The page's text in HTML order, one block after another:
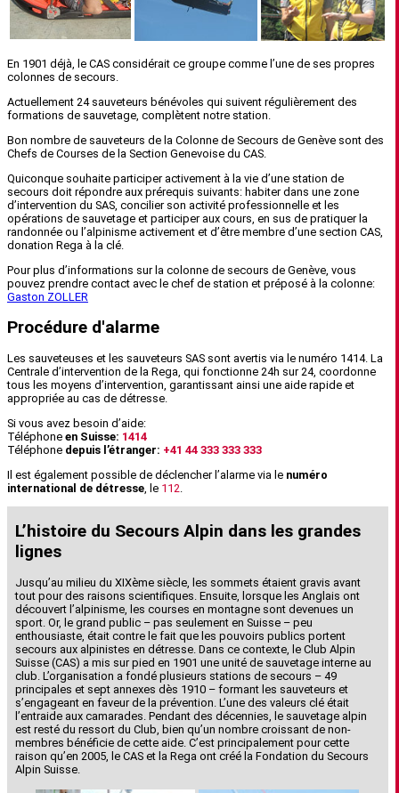
En 1901 déjà, le CAS considérait ce groupe comme l’une de ses propres
colonnes de secours.
Actuellement 24 sauveteurs bénévoles qui suivent régulièrement des
formations de sauvetage, complètent notre station.
Bon nombre de sauveteurs de la Colonne de Secours de Genève sont des
Chefs de Courses de la Section Genevoise du CAS.
Quiconque souhaite participer activement à la vie d’une station de
secours doit répondre aux prérequis suivants: habiter dans une zone
d’intervention du SAS, concilier son activité professionnelle et les
opérations de sauvetage et participer aux cours, en sus de pratiquer la
randonnée ou l’alpinisme activement et d’être membre d’une section CAS,
donation Rega à la clé.
Pour plus d’informations sur la colonne de secours de Genève, vous
pouvez prendre contact avec le chef de station et préposé à la colonne:
Gaston ZOLLER
Procédure d'alarme
Les sauveteuses et les sauveteurs SAS sont avertis via le numéro 1414. La
Centrale d’intervention de la Rega, qui fonctionne 24h sur 24, coordonne
tous les moyens d’intervention, garantissant ainsi une aide rapide et
appropriée au cas de détresse.
Si vous avez besoin d’aide:
Téléphone en Suisse: 1414
Téléphone depuis l’étranger: +41 44 333 333 333
Il est également possible de déclencher l’alarme via le numéro
international de détresse, le 112.
L’histoire du Secours Alpin dans les grandes
lignes
Jusqu’au milieu du XIXème siècle, les sommets étaient gravis avant
tout pour des raisons scientifiques. Ensuite, lorsque les Anglais ont
découvert l’alpinisme, les courses en montagne sont devenues un
sport. Or, le grand public – pas seulement en Suisse – peu
enthousiaste, était contre le fait que les pouvoirs publics portent
secours aux alpinistes en détresse. Dans ce contexte, le Club Alpin
Suisse (CAS) a mis sur pied en 1901 une unité de sauvetage interne au
club. L’organisation a fondé plusieurs stations de secours – 49
principales et sept annexes dès 1910 – formant les sauveteurs et
s’engageant en faveur de la prévention. L’une des valeurs clé était
l’entraide aux camarades. Pendant des décennies, le sauvetage alpin
est resté du ressort du Club, bien qu’un nombre croissant de non-
membres bénéficie de cette aide. C’est principalement pour cette
raison qu’en 2005, le CAS et la Rega ont créé la Fondation du Secours
Alpin Suisse.